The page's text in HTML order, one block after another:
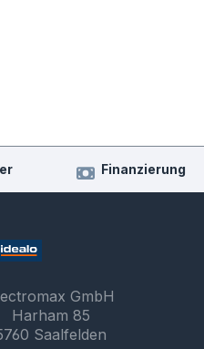
Finanzierung
GmbH
Harham 85
Saalfelden